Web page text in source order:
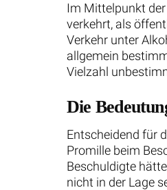
Im Mittelpunkt
verkehrt, als
Verkehr unter
allgemein
Vielzahl
Die
Entscheidend für
Promille beim
Beschuldigte
nicht in der Lage